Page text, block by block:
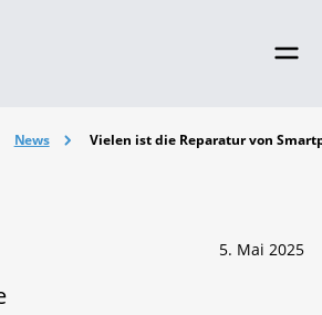
News Vielen ist die Reparatur von
5. Mai 2025